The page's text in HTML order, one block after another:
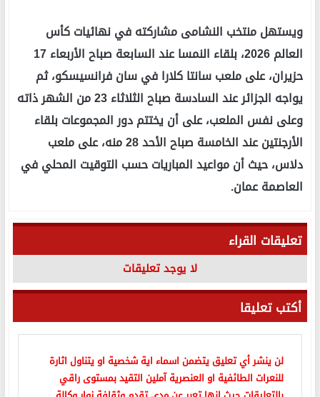
ويستهل منتخب النشامى مشاركته في نهائيات كأس
العالم 2026، بلقاء النمسا عند السابعة صباح الأربعاء 17
حزيران، على ملعب سانتا كلارا في سان فرانسيسكو، ثم
يواجه الجزائر عند السادسة صباح الثلاثاء 23 من الشهر ذاته
وعلى نفس الملعب، على أن يختتم دور المجموعات بلقاء
الأرجنتين عند الخامسة صباح الأحد 28 منه، على ملعب
دلاس، حيث أن مواعيد المباريات حسب التوقيت المحلي في
العاصمة عمان.
تعليقات القراء
لا يوجد تعليقات
أكتب تعليقا
لن ينشر أي تعليق يتضمن اسماء اية شخصية او يتناول اثارة
للنعرات الطائفية او العنصرية آملين التقيد بمستوى راقي